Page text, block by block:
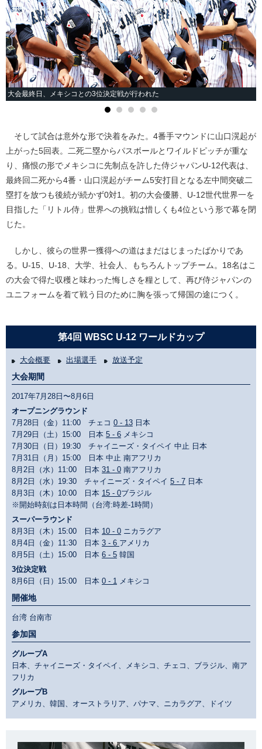
大会最終日、メキシコとの3位決定戦が行われた
そして試合は意外な形で決着をみた。4番手マウンドに山口滉起が
上がった5回表。二死二塁からパスボールとワイルドピッチが重な
り、痛恨の形でメキシコに先制点を許した侍ジャパンU-12代表は、
最終回二死から4番・山口滉起がチーム5安打目となる左中間突破二
塁打を放つも後続が続かず0対1。初の大会優勝、U-12世代世界一を
目指した「リトル侍」世界への挑戦は惜しくも4位という形で幕を閉
じた。
しかし、彼らの世界一獲得への道はまだはじまったばかりであ
る。U-15、U-18、大学、社会人、もちろんトップチーム。18名はこ
の大会で得た収穫と味わった悔しさを糧として、再び侍ジャパンの
ユニフォームを着て戦う日のために胸を張って帰国の途につく。
第4回 WBSC U-12 ワールドカップ
大会概要 出場選手 放送予定
大会期間
2017年7月28日〜8月6日
オープニングラウンド
7月28日（金）11:00 チェコ 0 - 13 日本
7月29日（土）15:00 日本 5 - 6 メキシコ
7月30日（日）19:30 チャイニーズ・タイペイ 中止 日本
7月31日（月）15:00 日本 中止 南アフリカ
8月2日（水）11:00 日本 31 - 0 南アフリカ
8月2日（水）19:30 チャイニーズ・タイペイ 5 - 7 日本
8月3日（木）10:00 日本 15 - 0ブラジル
※開始時刻は日本時間（台湾:時差-1時間）
スーパーラウンド
8月3日（木）15:00 日本 10 - 0 ニカラグア
8月4日（金）11:30 日本 3 - 6 アメリカ
8月5日（土）15:00 日本 6 - 5 韓国
3位決定戦
8月6日（日）15:00 日本 0 - 1 メキシコ
開催地
台湾 台南市
参加国
グループA
日本、チャイニーズ・タイペイ、メキシコ、チェコ、ブラジル、南ア
フリカ
グループB
アメリカ、韓国、オーストラリア、パナマ、ニカラグア、ドイツ